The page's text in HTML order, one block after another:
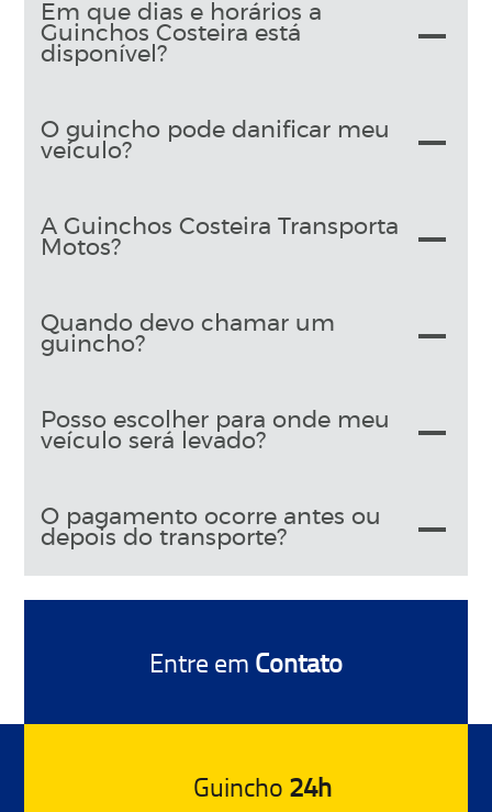
Em que dias e horários a
Guinchos Costeira está
disponível?
O guincho pode danificar meu
veículo?
A Guinchos Costeira Transporta
Motos?
Quando devo chamar um
guincho?
Posso escolher para onde meu
veículo será levado?
O pagamento ocorre antes ou
depois do transporte?
Guincho 24h
Entre em Contato